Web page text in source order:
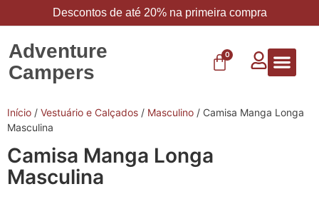
Descontos de até 20% na primeira compra
Adventure
Campers
0
Início / Vestuário e Calçados / Masculino / Camisa Manga Longa
Masculina
Camisa Manga Longa
Masculina